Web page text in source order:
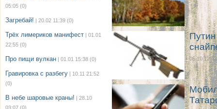
05:05 (0)
Загребай! | 20.02 11:39 (0)
Трёх лимериков манифест | 01.01
22:55 (0)
Про пищи вулкан | 01.01 15:38 (0)
Гравировка с разбегу | 10.11 21:52
(0)
В небе шаровые краны! | 28.10
03:07 (0)
05.10 12:43